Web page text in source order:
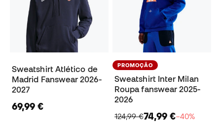
Sweatshirt Atlético de
Madrid Fanswear 2026-
2027
69,99 €
PROMOÇÃO
Sweatshirt Inter Milan
Roupa fanswear 2025-
2026
124,99 €74,99 €−40%